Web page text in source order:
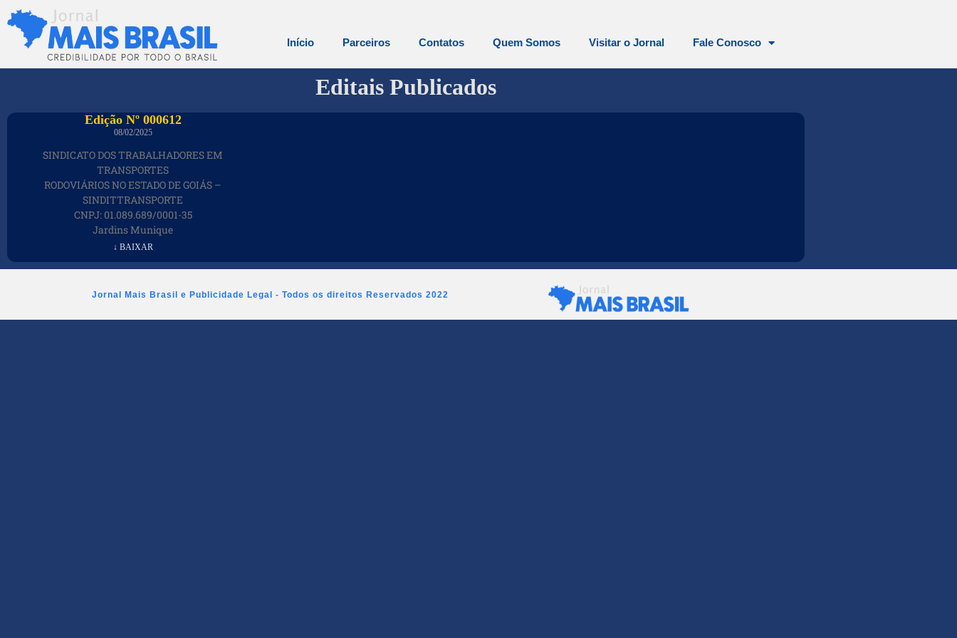
Início Parceiros Contatos Quem Somos Visitar o Jornal Fale Conosco
Editais Publicados
Edição Nº 000612
08/02/2025
SINDICATO DOS TRABALHADORES EM
TRANSPORTES
RODOVIÁRIOS NO ESTADO DE GOIÁS –
SINDITTRANSPORTE
CNPJ: 01.089.689/0001-35
Jardins Munique
↓ BAIXAR
Jornal Mais Brasil e Publicidade Legal - Todos os direitos Reservados 2022